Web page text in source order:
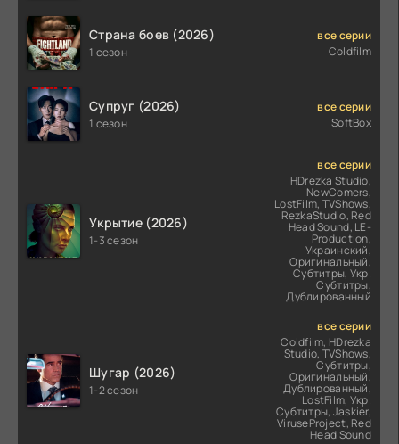
Страна боев (2026)
1 сезон
все серии
Coldfilm
Супруг (2026)
1 сезон
все серии
SoftBox
Укрытие (2026)
1-3 сезон
все серии
HDrezka Studio,
NewComers,
LostFilm, TVShows,
RezkaStudio, Red
Head Sound, LE-
Production,
Украинский,
Оригинальный,
Субтитры, Укр.
Субтитры,
Дублированный
Шугар (2026)
1-2 сезон
все серии
Coldfilm, HDrezka
Studio, TVShows,
Субтитры,
Оригинальный,
Дублированный,
LostFilm, Укр.
Субтитры, Jaskier,
ViruseProject, Red
Head Sound